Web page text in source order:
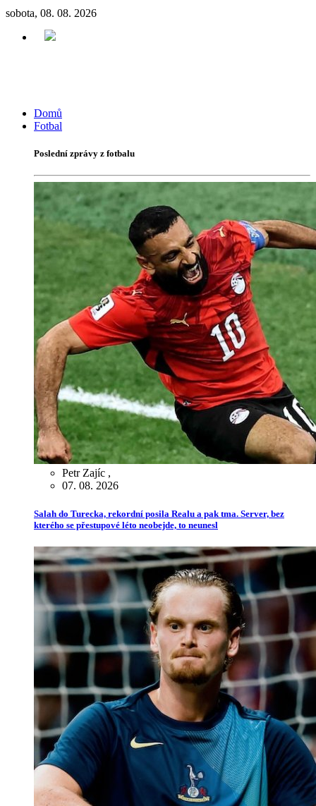
sobota, 08. 08. 2026
Domů
Fotbal
Poslední zprávy z fotbalu
Petr Zajíc ,
07. 08. 2026
Salah do Turecka, rekordní posila Realu a pak tma. Server, bez
kterého se přestupové léto neobejde, to neunesl